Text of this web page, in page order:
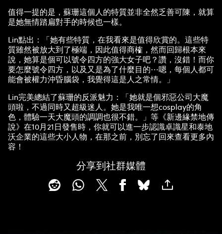
值得一提的是，蘇珊這個人的特質並非全然乏善可陳，就算
是她無情踏扁對手的時候也一樣。
Lin點出：「她有些特質，在我看來是值得欣賞的。這些特
質雖然被放大到了極端，因此值得商榷，然而回歸根本來
說，她算是個可以號令四方的強大女子吧？讚，沒錯！而你
要怎麼號令四方，以及又是為了什麼目的⋯嗯，每個人都可
能會被權力沖昏腦袋，我覺得這是人之常情。」
Lin完美總結了蘇珊的反派魅力：「她就是個邪惡公司大魔
頭啦，不過同時又超級迷人。她是我唯一想cosplay的角
色，體驗一天大魔頭的調調也很不錯。」等《新邊緣禁地傳
說》在10月21日發售時，你就可以進一步認識卓識星和泰地
沃企業的這些大小人物，在那之前，別忘了回來查看更多內
容！
分享到社群媒體